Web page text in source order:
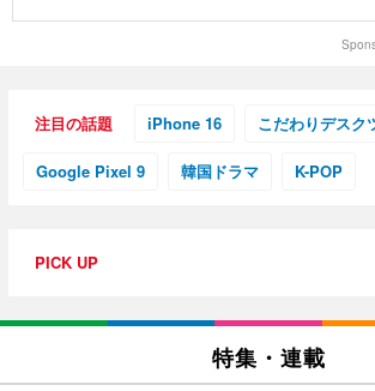
注目の話題 iPhone 16 こだわりデスク
Google Pixel 9 韓国ドラマ K-POP
PICK UP
特集・連載